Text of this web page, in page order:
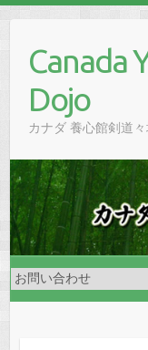
contentCanada
Dojo
カナダ 養心館剣道